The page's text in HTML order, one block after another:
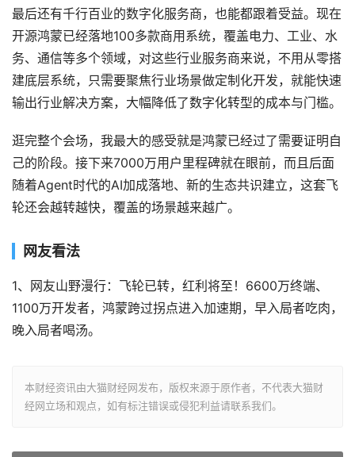
最后还有千行百业的数字化服务商，也能都跟着受益。现在
开源鸿蒙已经落地100多款商用系统，覆盖电力、工业、水
务、通信等多个领域，对这些行业服务商来说，不用从零搭
建底层系统，只需要聚焦行业场景做定制化开发，就能快速
输出行业解决方案，大幅降低了数字化转型的成本与门槛。
逛完整个会场，我最大的感受就是鸿蒙已经过了需要证明自
己的阶段。接下来7000万用户里程碑就在眼前，而且后面
随着Agent时代的AI加成落地、新的生态共识建立，这套飞
轮还会越转越快，覆盖的场景越来越广。
网友看法
1、网友山野漫行：飞轮已转，红利将至！6600万终端、
1100万开发者，鸿蒙跨过拐点进入加速期，早入局者吃肉，
晚入局者喝汤。
本财经资讯由大猫财经网发布，版权来源于原作者，不代表大猫财
经网立场和观点，如有标注错误或侵犯利益请联系我们。